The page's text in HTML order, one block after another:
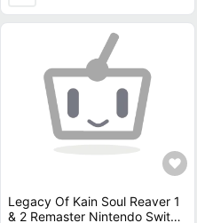
Legacy Of Kain Soul Reaver 1
& 2 Remaster Nintendo Switch